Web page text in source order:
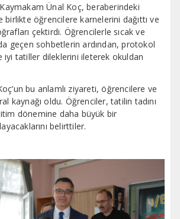
Ünal Koç, beraberindeki
öğrencilere karnelerini dağıttı ve
çektirdi. Öğrencilerle sıcak ve
geçen sohbetlerin ardından, protokol
iyi tatiller dileklerini ileterek okuldan
bu anlamlı ziyareti, öğrencilere ve
kaynağı oldu. Öğrenciler, tatilin tadını
dönemine daha büyük bir
belirttiler.